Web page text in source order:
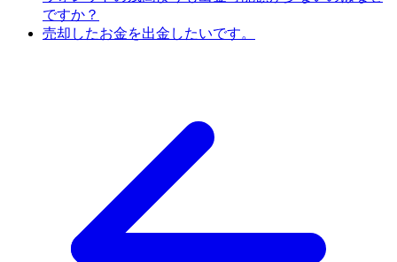
ですか？
売却したお金を出金したいです。